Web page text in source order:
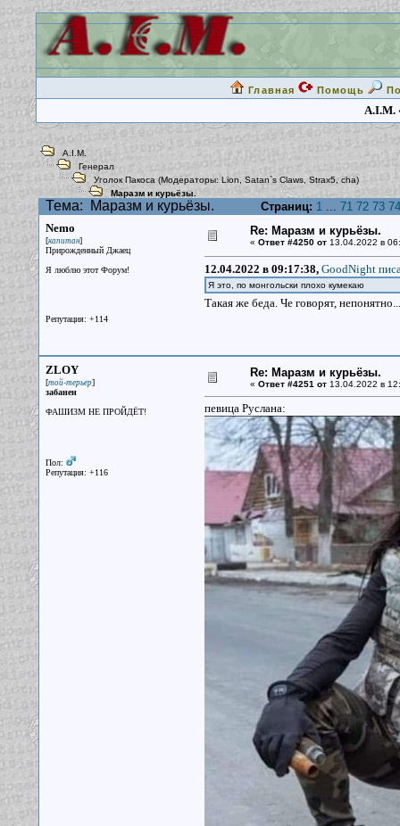
Главная Помощь
A.I.M.
A.I.M.
Генерал
Уголок Пакоса (Модераторы:Lion Satan`s Claws, Strax5,cha)
Маразм и курьёзы.
Тема: Маразм и курьёзы. Страниц: 1... 71 72 73 74
Nemo
[капитан]
Прирожденный Джаец
Я люблю этот Форум!
Репутация: +114
Re: Маразм и курьёзы.
« Ответ #4250 от13.04.2022 в
12.04.2022 в 09:17:38, GoodNight
Я это, по монгольски плохо кумекаю
Такая же беда. Че говорят,
ZLOY
[той-терьер]
забанен
ФАШИЗМ НЕ ПРОЙДЁТ!
Пол:
Репутация: +116
Re: Маразм и курьёзы.
« Ответ #4251 от13.04.2022 в
певица Руслана: